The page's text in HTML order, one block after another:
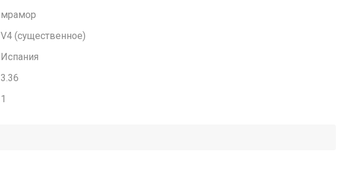
мрамор
V4 (существенное)
Испания
3.36
1